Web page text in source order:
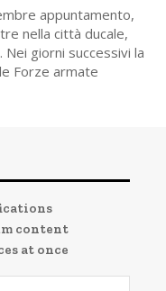
appuntamento,
nella città ducale,
Nei giorni successivi la
Forze armate
content
at once